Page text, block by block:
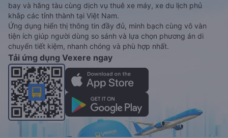
bay và hãng tàu cùng dịch vụ thuê xe máy, xe du lịch phủ
khắp các tỉnh thành tại Việt Nam.
Ứng dụng hiển thị thông tin đầy đủ, minh bạch cùng vô vàn
tiện ích giúp người dùng so sánh và lựa chọn phương án di
chuyển tiết kiệm, nhanh chóng và phù hợp nhất.
Tải ứng dụng Vexere ngay